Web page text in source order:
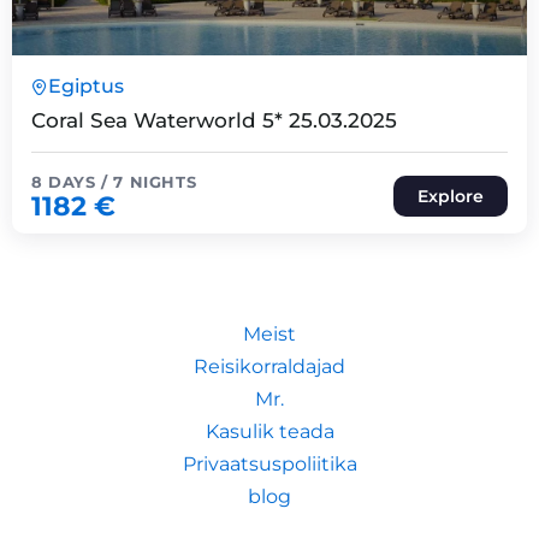
Egiptus
Coral Sea Waterworld 5* 25.03.2025
8 DAYS / 7 NIGHTS
1182 € Explore
Meist
Reisikorraldajad
Mr.
Kasulik teada
Privaatsuspoliitika
blog